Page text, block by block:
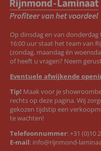
Op dinsdag en van
16:00 uur staat het team van
(zondag, maandag én
of heeft u vragen? Neem
Eventuele afwijkende
Tip! Maak voor je
rechts op deze pagina. Wij
gekozen tijdstip een
te wachten!
Telefoonnummer:+31 (0)10
E-mail: info@rijnmond-